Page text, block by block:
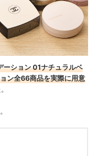
ーション 01ナチュラルベ
ン全66商品を実際に用意